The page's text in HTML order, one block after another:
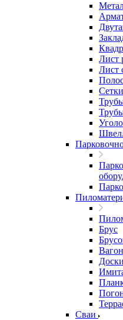
Лист
Лист
Брус
Доски
Сваи